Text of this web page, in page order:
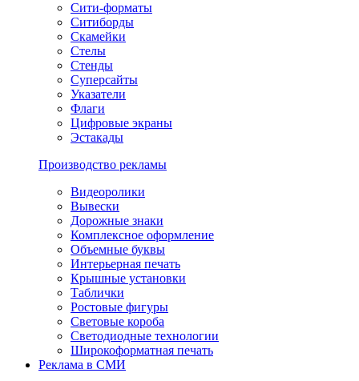
Сити-форматы
Ситиборды
Скамейки
Стелы
Стенды
Суперсайты
Указатели
Флаги
Цифровые экраны
Эстакады
Производство рекламы
Видеоролики
Вывески
Дорожные знаки
Комплексное оформление
Объемные буквы
Интерьерная печать
Крышные установки
Таблички
Ростовые фигуры
Световые короба
Светодиодные технологии
Широкоформатная печать
Реклама в СМИ